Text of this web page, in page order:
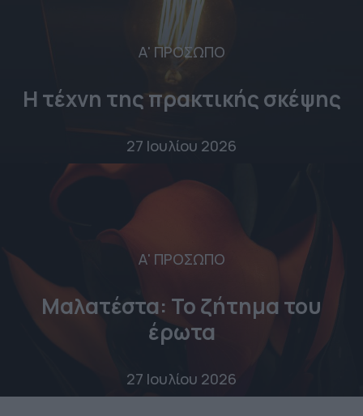
Α' ΠΡΟΣΩΠΟ
Η τέχνη της πρακτικής σκέψης
27 Ιουλίου 2026
Α' ΠΡΟΣΩΠΟ
Μαλατέστα: Το ζήτημα του
έρωτα
27 Ιουλίου 2026